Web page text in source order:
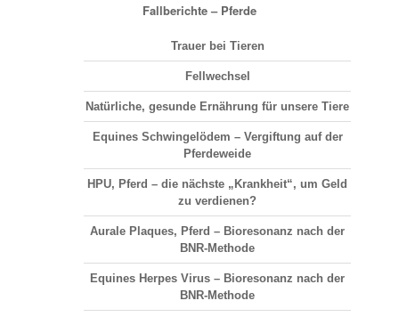
Fallberichte – Pferde
Trauer bei Tieren
Fellwechsel
Natürliche, gesunde Ernährung für unsere Tiere
Equines Schwingelödem – Vergiftung auf der
Pferdeweide
HPU, Pferd – die nächste „Krankheit“, um Geld
zu verdienen?
Aurale Plaques, Pferd – Bioresonanz nach der
BNR-Methode
Equines Herpes Virus – Bioresonanz nach der
BNR-Methode